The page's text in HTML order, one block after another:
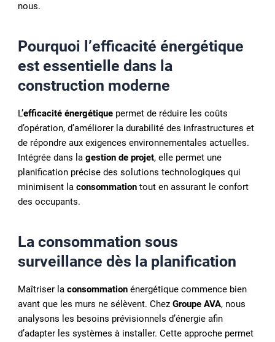
nous.
Pourquoi l’efficacité énergétique
est essentielle dans la
construction moderne
L’efficacité énergétique permet de réduire les coûts
d’opération, d’améliorer la durabilité des infrastructures et
de répondre aux exigences environnementales actuelles.
Intégrée dans lagestion de projet, elle permet une
planification précise des solutions technologiques qui
minimisent laconsommation tout en assurant le confort
des occupants.
Laconsommation sous
surveillance dès la planification
Maîtriser laconsommation énergétique commence bien
avant que les murs ne sélèvent. ChezGroupe AVA, nous
analysons les besoins prévisionnels d’énergie afin
d’adapter les systèmes à installer. Cette approche permet